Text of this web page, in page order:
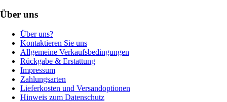
Über uns
Über uns?
Kontaktieren Sie uns
Allgemeine Verkaufsbedingungen
Rückgabe & Erstattung
Impressum
Zahlungsarten
Lieferkosten und Versandoptionen
Hinweis zum Datenschutz